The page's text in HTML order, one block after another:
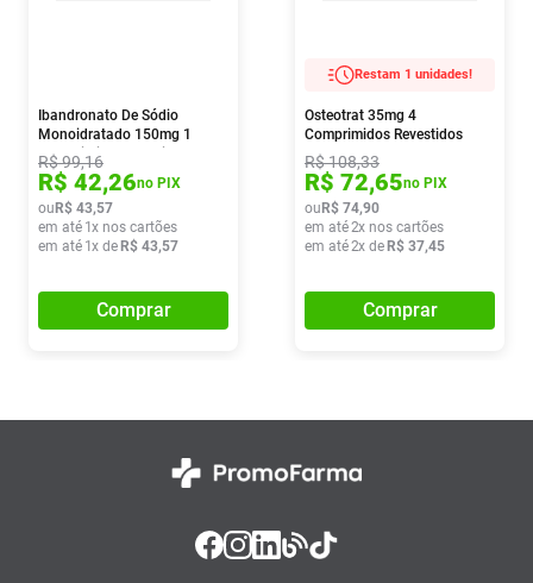
Ibandronato De Sódio
Monoidratado 150mg 1
Comprimido Revestido Ems
Genérico
R$99,16
R$ 42,26no PIX
ou R$ 43,57
em até 1x nos cartões
em até 1x de R$ 43,57
Comprar
Restam 1 unidades!
Osteotrat 35mg 4
Comprimidos Revestidos
R$108,33
R$ 72,65no PIX
ou R$ 74,90
em até2x nos cartões
em até2x de R$ 37,45
Comprar